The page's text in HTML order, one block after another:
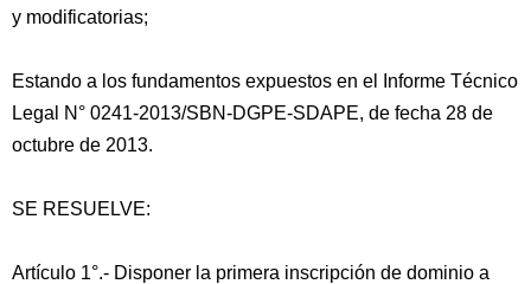
y modificatorias;
Estando a los fundamentos expuestos en el Informe Técnico
Legal N° 0241-2013/SBN-DGPE-SDAPE, de fecha 28 de
octubre de 2013.
SE RESUELVE:
Artículo 1°.- Disponer la primera inscripción de dominio a